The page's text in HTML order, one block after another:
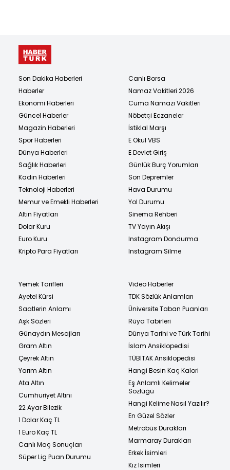
Son Dakika Haberleri
Haberler
Ekonomi Haberleri
Güncel Haberler
Magazin Haberleri
Spor Haberleri
Dünya Haberleri
Sağlık Haberleri
Kadın Haberleri
Teknoloji Haberleri
Memur ve Emekli Haberleri
Altın Fiyatları
Dolar Kuru
Euro Kuru
Kripto Para Fiyatları
Canlı Borsa
Namaz Vakitleri 2026
Cuma Namazı Vakitleri
Nöbetçi Eczaneler
İstiklal Marşı
E Okul VBS
E Devlet Giriş
Günlük Burç Yorumları
Son Depremler
Hava Durumu
Yol Durumu
Sinema Rehberi
TV Yayın Akışı
Instagram Dondurma
Instagram Silme
Yemek Tarifleri
Ayetel Kürsi
Saatlerin Anlamı
Aşk Sözleri
Günaydın Mesajları
Gram Altın
Çeyrek Altın
Yarım Altın
Ata Altın
Cumhuriyet Altını
22 Ayar Bilezik
1 Dolar Kaç TL
1 Euro Kaç TL
Canlı Maç Sonuçları
Süper Lig Puan Durumu
Video Haberler
TDK Sözlük Anlamları
Üniversite Taban Puanları
Rüya Tabirleri
Dünya Tarihi ve Türk Tarihi
İslam Ansiklopedisi
TÜBİTAK Ansiklopedisi
Hangi Besin Kaç Kalori
Eş Anlamlı Kelimeler
Sözlüğü
Hangi Kelime Nasıl Yazılır?
En Güzel Sözler
Metrobüs Durakları
Marmaray Durakları
Erkek İsimleri
Kız İsimleri